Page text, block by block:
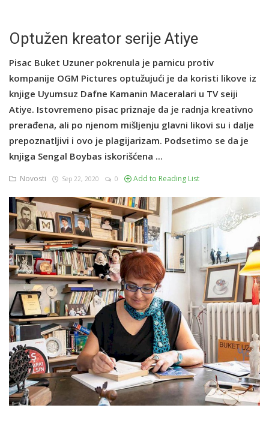
Optužen kreator serije Atiye
Pisac Buket Uzuner pokrenula je parnicu protiv
kompanije OGM Pictures optužujući je da koristi likove iz
knjige Uyumsuz Dafne Kamanin Maceralari u TV seiji
Atiye. Istovremeno pisac priznaje da je radnja kreativno
prerađena, ali po njenom mišljenju glavni likovi su i dalje
prepoznatljivi i ovo je plagijarizam. Podsetimo se da je
knjiga Sengal Boybas iskorišćena ...
Novosti Sep 22, 2020 0 Add to Reading List